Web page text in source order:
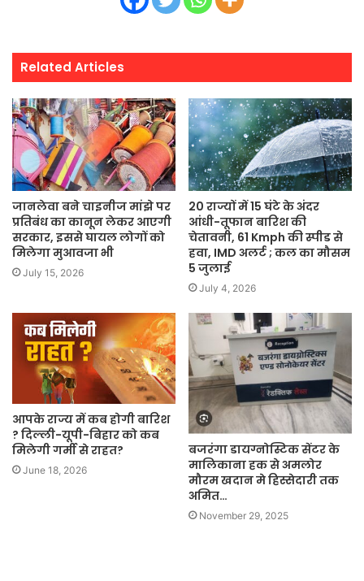
Related Articles
जानलेवा बने चाइनीज मांझे पर
प्रतिबंध का कानून लेकर आएगी
सरकार, इससे घायल लोगों को
मिलेगा मुआवजा भी
July 15, 2026
20 राज्यों में 15 घंटे के अंदर
आंधी-तूफान बारिश की
चेतावनी, 61 Kmph की स्पीड से
हवा, IMD अलर्ट ; कल का मौसम
5 जुलाई
July 4, 2026
आपके राज्य में कब होगी बारिश
? दिल्ली-यूपी-बिहार को कब
मिलेगी गर्मी से राहत?
June 18, 2026
बजरंगा डायग्नोस्टिक सेंटर के
मालिकाना हक से अमलोर
मौरम खदान मे हिस्सेदारी तक
अमित…
November 29, 2025